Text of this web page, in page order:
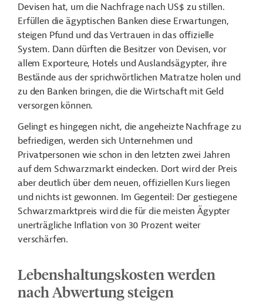
Devisen hat, um die Nachfrage nach US$ zu stillen.
Erfüllen die ägyptischen Banken diese Erwartungen,
steigen Pfund und das Vertrauen in das offizielle
System. Dann dürften die Besitzer von Devisen, vor
allem Exporteure, Hotels und Auslandsägypter, ihre
Bestände aus der sprichwörtlichen Matratze holen und
zu den Banken bringen, die die Wirtschaft mit Geld
versorgen können.
Gelingt es hingegen nicht, die angeheizte Nachfrage zu
befriedigen, werden sich Unternehmen und
Privatpersonen wie schon in den letzten zwei Jahren
auf dem Schwarzmarkt eindecken. Dort wird der Preis
aber deutlich über dem neuen, offiziellen Kurs liegen
und nichts ist gewonnen. Im Gegenteil: Der gestiegene
Schwarzmarktpreis wird die für die meisten Ägypter
unerträgliche Inflation von 30 Prozent weiter
verschärfen.
Lebenshaltungskosten werden
nach Abwertung steigen